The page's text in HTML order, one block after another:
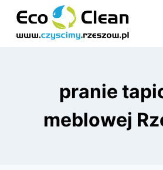
treści
pranie
meblowej